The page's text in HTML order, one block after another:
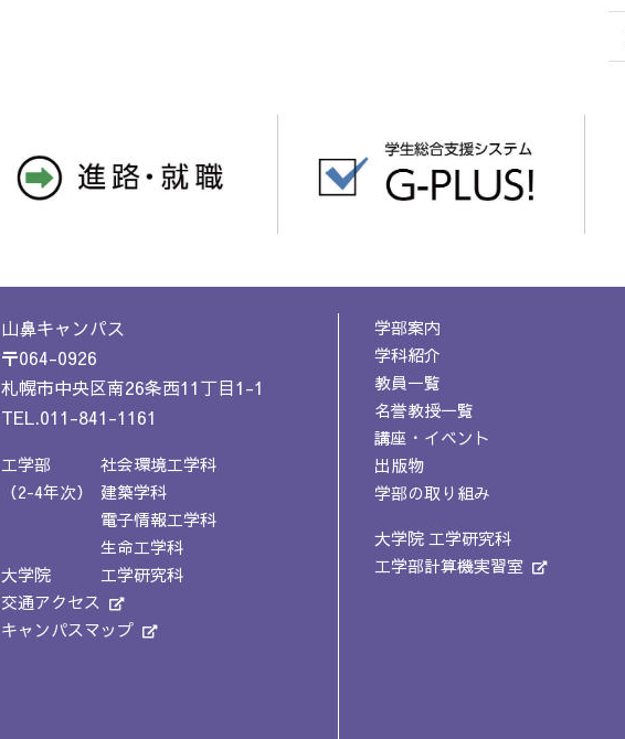
山鼻キャンパス
〒064-0926
札幌市中央区南26条西11丁目1-1
TEL.011-841-1161
工学部
（2-4年次）
社会環境工学科
建築学科
電子情報工学科
生命工学科
大学院
工学研究科
交通アクセス
キャンパスマップ
学部案内
学科紹介
教員一覧
名誉教授一覧
講座・イベント
出版物
学部の取り組み
大学院 工学研究科
工学部計算機実習室